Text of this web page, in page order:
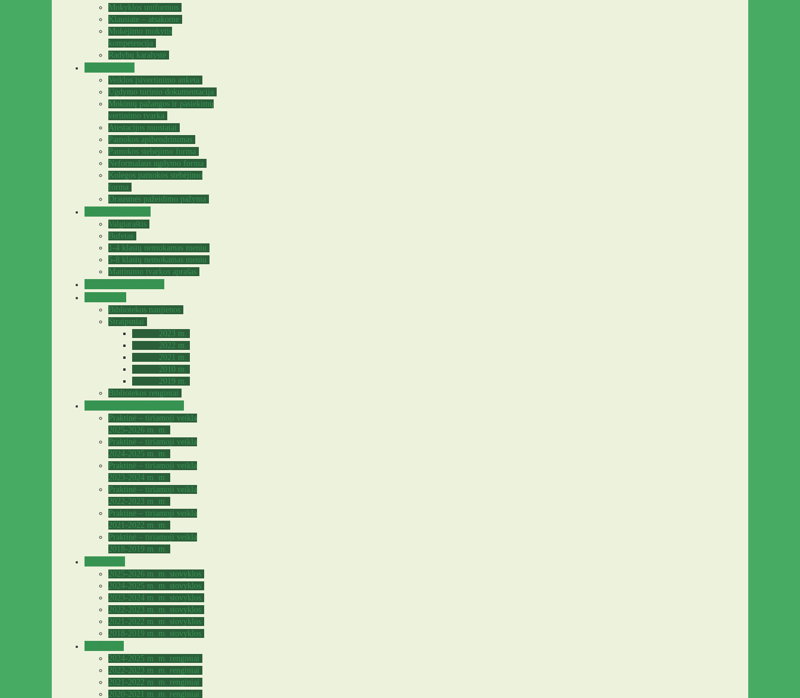
Mokyklos uniformos
Klausiate – atsakome
Mokėjimo mokytis
kompetencija
Radybų karalystė
Veiklos įsivertinimo anketa
Ugdymo turinio dokumentacija
Mokinių pažangos ir pasiekimų
vertinimo tvarka
Atestacijos nuostatai
Pamokos apibendrinimas
Pamokos stebėjimo forma
Neformalaus ugdymo forma
Kolegos pamokos stebėjimo
forma
Drausmės pažeidimo pažyma
Valgiaraštis
Bufetas
1-4 klasių nemokamas meniu
5-8 klasių nemokamas meniu
Maitinimo tvarkos aprašas
Bibliotekos naujienos
Straipsniai
2023 m.
2022 m.
2021 m.
2010 m.
2019 m.
Bibliotekos renginiai
Praktinė – tiriamoji veikla
2025-2026 m. m.
Praktinė – tiriamoji veikla
2024-2025 m. m.
Praktinė – tiriamoji veikla
2023-2024 m. m.
Praktinė – tiriamoji veikla
2022-2023 m. m.
Praktinė – tiriamoji veikla
2021-2022 m. m.
Praktinė – tiriamoji veikla
2018-2019 m. m.
2025-2026 m. m. stovyklos
2024-2025 m. m. stovyklos
2023-2024 m. m. stovyklos
2022-2023 m. m. stovyklos
2021-2022 m. m. stovyklos
2018-2019 m. m. stovyklos
2024-2025 m. m. renginiai
2022-2023 m. m. renginiai
2021-2022 m. m. renginiai
2020-2021 m. m. renginiai